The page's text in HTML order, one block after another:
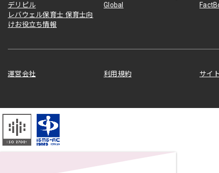
デリピル
Global
レバウェル保育士 保育士向
けお役立ち情報
運営会社 利用規約 サイ